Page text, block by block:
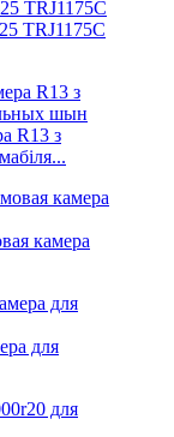
TRJ1175C
R13 з
камера
для